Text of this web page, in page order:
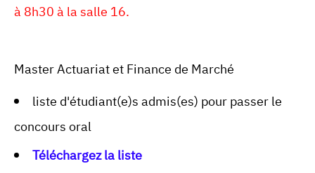
à 8h30 à la salle 16.
Master Actuariat et Finance de Marché
liste d'étudiant(e)s admis(es) pour passer le
concours oral
Téléchargez la liste